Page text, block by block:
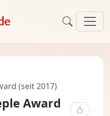
(seit 2017)
Award